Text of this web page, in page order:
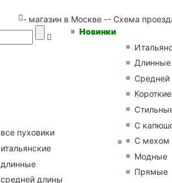
- магазин в Москве -- Схема
Новинки
Длинные
Средней
Короткие
С
С мехом
Модные
Прямые
все пуховики
итальянские
длинные
средней длины